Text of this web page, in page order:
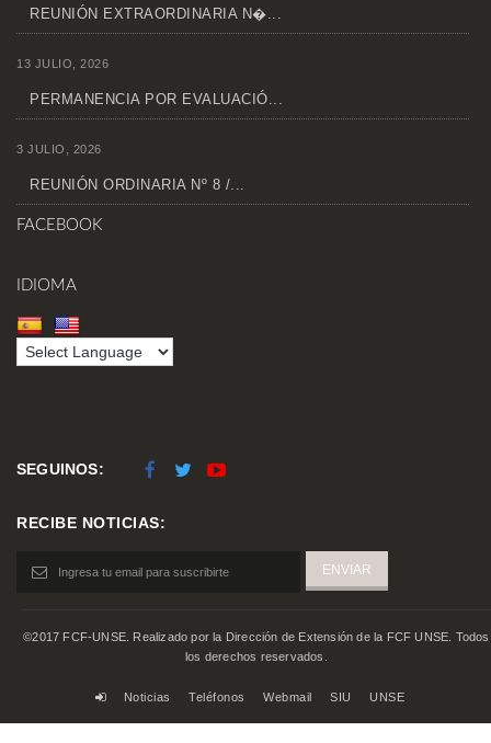
REUNIÓN EXTRAORDINARIA N�...
13 JULIO, 2026
PERMANENCIA POR EVALUACIÓ...
3 JULIO, 2026
REUNIÓN ORDINARIA Nº 8 /...
FACEBOOK
IDIOMA
SEGUINOS:
RECIBE NOTICIAS:
©2017 FCF-UNSE. Realizado por la Dirección de Extensión de la FCF UNSE. Todos
los derechos reservados.
Noticias Teléfonos Webmail SIU UNSE